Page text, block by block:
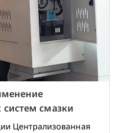
смазки
Централизованная